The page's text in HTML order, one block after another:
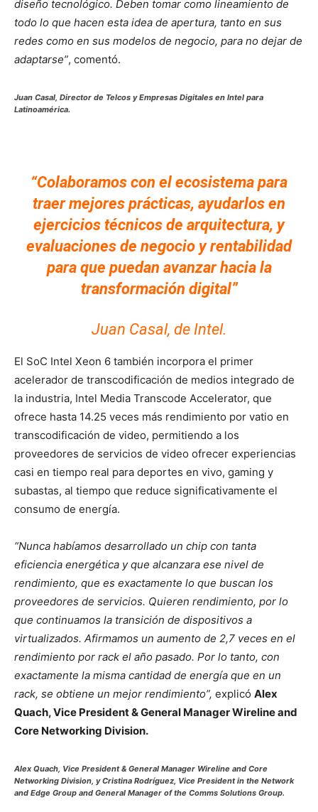
diseño tecnológico. Deben tomar como lineamiento de
todo lo que hacen esta idea de apertura, tanto en sus
redes como en sus modelos de negocio, para no dejar de
adaptarse”, comentó.
Juan Casal, Director de Telcos y Empresas Digitales en Intel para
Latinoamérica.
“Colaboramos con el ecosistema para
traer mejores prácticas, ayudarlos en
ejercicios técnicos de arquitectura, y
evaluaciones de negocio y rentabilidad
para que puedan avanzar hacia la
transformación digital”
Juan Casal, de Intel.
El SoC Intel Xeon 6 también incorpora el primer
acelerador de transcodificación de medios integrado de
la industria, Intel Media Transcode Accelerator, que
ofrece hasta 14.25 veces más rendimiento por vatio en
transcodificación de video, permitiendo a los
proveedores de servicios de video ofrecer experiencias
casi en tiempo real para deportes en vivo, gaming y
subastas, al tiempo que reduce significativamente el
consumo de energía.
“Nunca habíamos desarrollado un chip con tanta
eficiencia energética y que alcanzara ese nivel de
rendimiento, que es exactamente lo que buscan los
proveedores de servicios. Quieren rendimiento, por lo
que continuamos la transición de dispositivos a
virtualizados. Afirmamos un aumento de 2,7 veces en el
rendimiento por rack el año pasado. Por lo tanto, con
exactamente la misma cantidad de energía que en un
rack, se obtiene un mejor rendimiento”, explicó Alex
Quach, Vice President & General Manager Wireline and
Core Networking Division.
Alex Quach, Vice President & General Manager Wireline and Core
Networking Division, y Cristina Rodríguez, Vice President in the Network
and Edge Group and General Manager of the Comms Solutions Group.